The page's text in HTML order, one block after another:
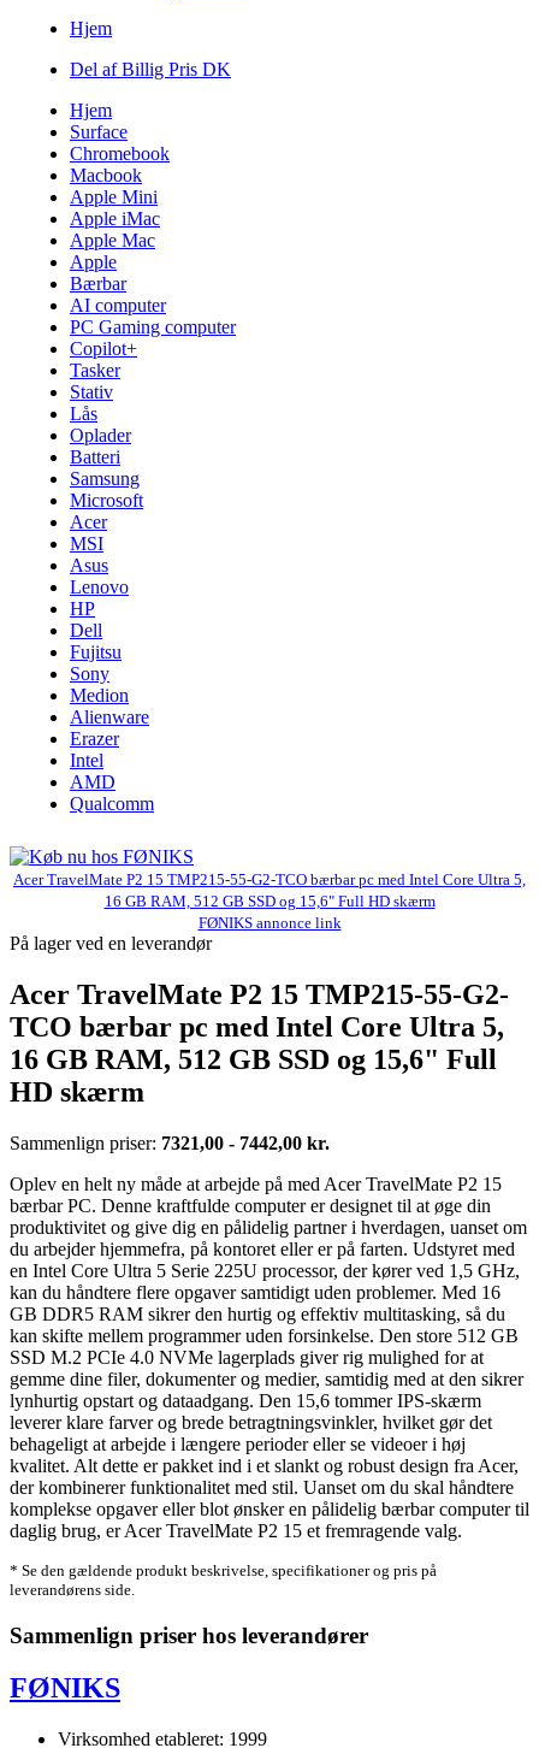
Hjem
Del af Billig Pris DK
Hjem
Surface
Chromebook
Macbook
Apple Mini
Apple iMac
Apple Mac
Apple
Bærbar
AI computer
PC Gaming computer
Copilot+
Tasker
Stativ
Lås
Oplader
Batteri
Samsung
Microsoft
Acer
MSI
Asus
Lenovo
HP
Dell
Fujitsu
Sony
Medion
Alienware
Erazer
Intel
AMD
Qualcomm
Acer TravelMate P2 15 TMP215-55-G2-TCO bærbar pc med Intel Core Ultra 5,
16 GB RAM, 512 GB SSD og 15,6" Full HD skærm
FØNIKS annonce link
På lager ved en leverandør
Acer TravelMate P2 15 TMP215-55-G2-
TCO bærbar pc med Intel Core Ultra 5,
16 GB RAM, 512 GB SSD og 15,6" Full
HD skærm
Sammenlign priser: 7321,00 - 7442,00 kr.
Oplev en helt ny måde at arbejde på med Acer TravelMate P2 15
bærbar PC. Denne kraftfulde computer er designet til at øge din
produktivitet og give dig en pålidelig partner i hverdagen, uanset om
du arbejder hjemmefra, på kontoret eller er på farten. Udstyret med
en Intel Core Ultra 5 Serie 225U processor, der kører ved 1,5 GHz,
kan du håndtere flere opgaver samtidigt uden problemer. Med 16
GB DDR5 RAM sikrer den hurtig og effektiv multitasking, så du
kan skifte mellem programmer uden forsinkelse. Den store 512 GB
SSD M.2 PCIe 4.0 NVMe lagerplads giver rig mulighed for at
gemme dine filer, dokumenter og medier, samtidig med at den sikrer
lynhurtig opstart og dataadgang. Den 15,6 tommer IPS-skærm
leverer klare farver og brede betragtningsvinkler, hvilket gør det
behageligt at arbejde i længere perioder eller se videoer i høj
kvalitet. Alt dette er pakket ind i et slankt og robust design fra Acer,
der kombinerer funktionalitet med stil. Uanset om du skal håndtere
komplekse opgaver eller blot ønsker en pålidelig bærbar computer til
daglig brug, er Acer TravelMate P2 15 et fremragende valg.
* Se den gældende produkt beskrivelse, specifikationer og pris på
leverandørens side.
Sammenlign priser hos leverandører
FØNIKS
Virksomhed etableret: 1999